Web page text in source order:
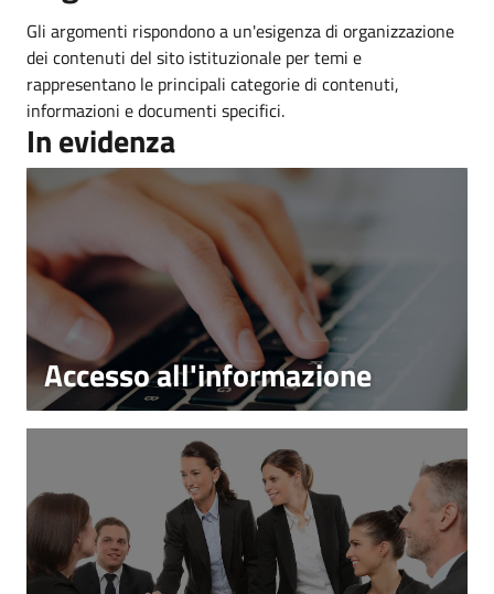
Gli argomenti rispondono a un'esigenza di organizzazione
dei contenuti del sito istituzionale per temi e
rappresentano le principali categorie di contenuti,
informazioni e documenti specifici.
In evidenza
Accesso all'informazione